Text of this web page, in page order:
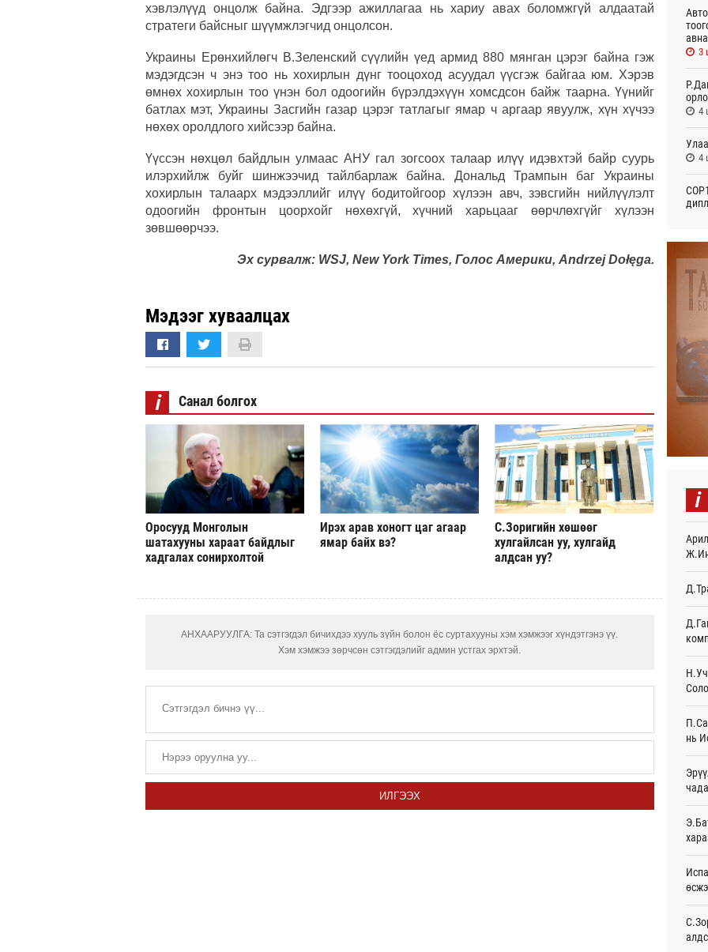
хэвлэлүүд онцолж байна. Эдгээр ажиллагаа нь хариу авах боломжгүй алдаатай
стратеги байсныг шүүмжлэгчид онцолсон.
Украины Ерөнхийлөгч В.Зеленский сүүлийн үед армид 880 мянган цэрэг байна гэж
мэдэгдсэн ч энэ тоо нь хохирлын дүнг тооцоход асуудал үүсгэж байгаа юм. Хэрэв
өмнөх хохирлын тоо үнэн бол одоогийн бүрэлдэхүүн хомсдсон байж таарна. Үүнийг
батлах мэт, Украины Засгийн газар цэрэг татлагыг ямар ч аргаар явуулж, хүн хүчээ
нөхөх оролдлого хийсээр байна.
Үүссэн нөхцөл байдлын улмаас АНУ гал зогсоох талаар илүү идэвхтэй байр суурь
илэрхийлж буйг шинжээчид тайлбарлаж байна. Дональд Трампын баг Украины
хохирлын талаарх мэдээллийг илүү бодитойгоор хүлээн авч, зэвсгийн нийлүүлэлт
одоогийн фронтын цоорхойг нөхөхгүй, хүчний харьцааг өөрчлөхгүйг хүлээн
зөвшөөрчээ.
Эх сурвалж: WSJ, New York Times, Голос Америки, Andrzej Dołęga.
Мэдээг хуваалцах
i Санал болгох
Оросууд Монголын
шатахууны хараат байдлыг
хадгалах сонирхолтой
Ирэх арав хоногт цаг агаар
ямар байх вэ?
С.Зоригийн хөшөөг
хулгайлсан уу, хулгайд
алдсан уу?
АНХААРУУЛГА: Та сэтгэгдэл бичихдээ хууль зүйн болон ёс суртахууны хэм хэмжээг хүндэтгэнэ үү.
Хэм хэмжээ зөрчсөн сэтгэгдэлийг админ устгах эрхтэй.
ИЛГЭЭХ
авна
3
4
4
i
нь